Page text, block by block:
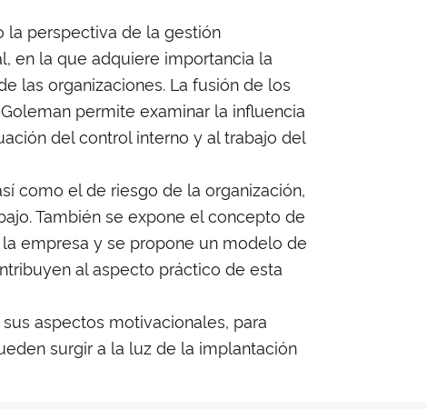
la perspectiva de la gestión
en la que adquiere importancia la
las organizaciones. La fusión de los
permite examinar la influencia
del control interno y al trabajo del
como el de riesgo de la organización,
También se expone el concepto de
empresa y se propone un modelo de
al aspecto práctico de esta
aspectos motivacionales, para
surgir a la luz de la implantación